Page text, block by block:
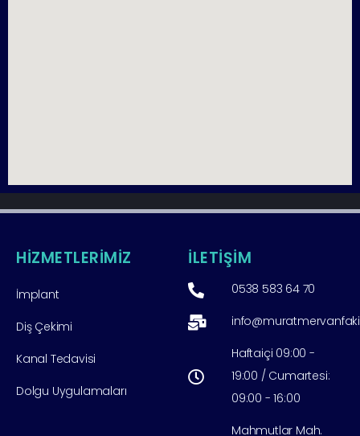
HİZMETLERİMİZ
İmplant
Diş Çekimi
Kanal Tedavisi
Dolgu Uygulamaları
İLETİŞİM
0538 583 64 70
Haftaiçi 09:00 -
19:00 / Cumartesi:
09:00 - 16:00
Mahmutlar Mah.